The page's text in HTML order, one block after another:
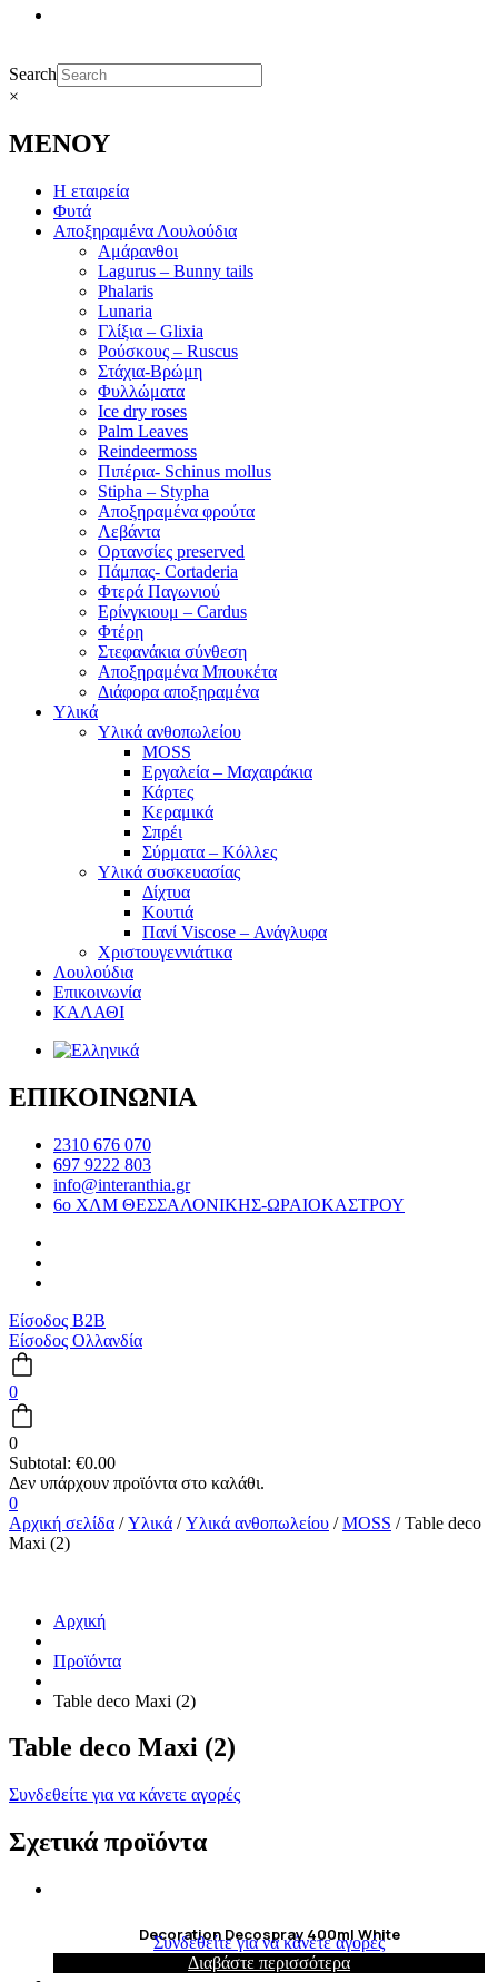
Search
×
ΜΕΝΟΥ
Η εταιρεία
Φυτά
Αποξηραμένα Λουλούδια
Αμάρανθοι
Lagurus – Bunny tails
Phalaris
Lunaria
Γλίξια – Glixia
Ρούσκους – Ruscus
Στάχια-Βρώμη
Φυλλώματα
Ice dry roses
Palm Leaves
Reindeermoss
Πιπέρια- Schinus mollus
Stipha – Stypha
Αποξηραμένα φρούτα
Λεβάντα
Ορτανσίες preserved
Πάμπας- Cortaderia
Φτερά Παγωνιού
Ερίνγκιουμ – Cardus
Φτέρη
Στεφανάκια σύνθεση
Αποξηραμένα Μπουκέτα
Διάφορα αποξηραμένα
Υλικά
Υλικά ανθοπωλείου
MOSS
Εργαλεία – Μαχαιράκια
Κάρτες
Κεραμικά
Σπρέι
Σύρματα – Κόλλες
Υλικά συσκευασίας
Δίχτυα
Κουτιά
Πανί Viscose – Ανάγλυφα
Χριστουγεννιάτικα
Λουλούδια
Επικοινωνία
ΚΑΛΑΘΙ
ΕΠΙΚΟΙΝΩΝΙΑ
2310 676 070
697 9222 803
info@interanthia.gr
6ο ΧΛΜ ΘΕΣΣΑΛΟΝΙΚΗΣ-ΩΡΑΙΟΚΑΣΤΡΟΥ
Είσοδος B2B
Είσοδος Ολλανδία
0
0
Subtotal: €0.00
0
Αρχική σελίδα /Υλικά /Υλικά ανθοπωλείου /MOSS / Table deco
Maxi (2)
Αρχική
Προϊόντα
Table deco Maxi (2)
Table deco Maxi (2)
Συνδεθείτε για να κάνετε αγορές
Σχετικά προϊόντα
Decoration Decospray 400ml White
Συνδεθείτε για να κάνετε αγορές
Διαβάστε περισσότερα